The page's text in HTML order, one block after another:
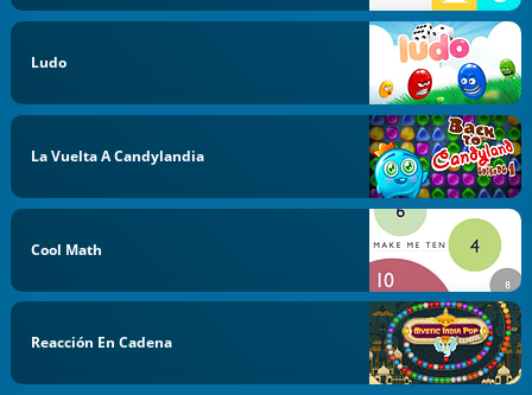
Ludo
La Vuelta A Candylandia
Cool Math
Reacción En Cadena